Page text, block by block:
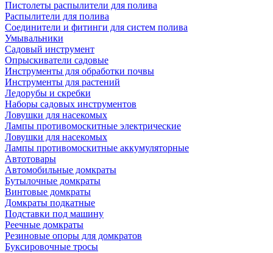
Пистолеты распылители для полива
Распылители для полива
Соединители и фитинги для систем полива
Умывальники
Садовый инструмент
Опрыскиватели садовые
Инструменты для обработки почвы
Инструменты для растений
Ледорубы и скребки
Наборы садовых инструментов
Ловушки для насекомых
Лампы противомоскитные электрические
Ловушки для насекомых
Лампы противомоскитные аккумуляторные
Автотовары
Автомобильные домкраты
Бутылочные домкраты
Винтовые домкраты
Домкраты подкатные
Подставки под машину
Реечные домкраты
Резиновые опоры для домкратов
Буксировочные тросы